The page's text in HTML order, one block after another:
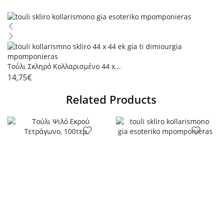
Τούλι Σκληρό Κολλαρισμένο 44 x...
14,75€
Related Products